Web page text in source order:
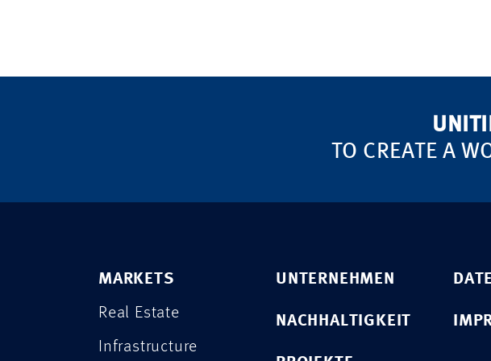
TO CREATE A
MARKETS
Real Estate
Infrastructure
UNTERNEHMEN
NACHHALTIGKEIT